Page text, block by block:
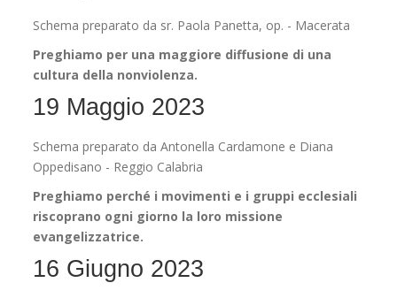
Schema preparato da sr. Paola Panetta, op. - Macerata
Preghiamo per una maggiore diffusione di una
cultura della nonviolenza.
19 Maggio 2023
Schema preparato da Antonella Cardamone e Diana
Oppedisano - Reggio Calabria
Preghiamo perché i movimenti e i gruppi ecclesiali
riscoprano ogni giorno la loro missione
evangelizzatrice.
16 Giugno 2023